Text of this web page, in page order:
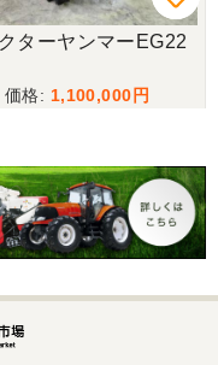
うございました。た
取りについてタイム
ので、星をひとつの
た。この度はありが
ターヤンマーEG22
1,100,000